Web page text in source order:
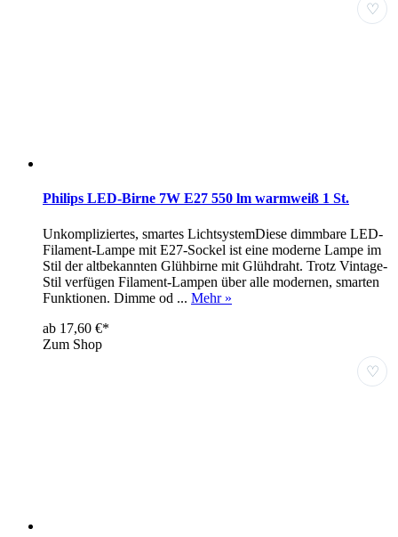
♡
Philips LED-Birne 7W E27 550 lm warmweiß 1 St.
Unkompliziertes, smartes LichtsystemDiese dimmbare LED-
Filament-Lampe mit E27-Sockel ist eine moderne Lampe im
Stil der altbekannten Glühbirne mit Glühdraht. Trotz Vintage-
Stil verfügen Filament-Lampen über alle modernen, smarten
Funktionen. Dimme od ... Mehr »
ab 17,60 €*
Zum Shop
♡